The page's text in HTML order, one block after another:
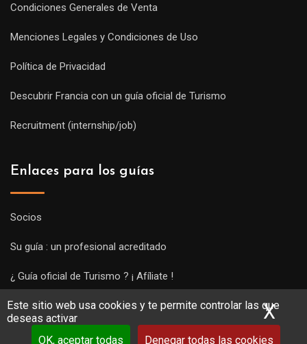
Este sitio web usa cookies y te permite controlar las que
deseas activar
OK, aceptar todas
Denegar todas las cookies
X
Condiciones Generales de Venta
Menciones Legales y Condiciones de Uso
Política de Privacidad
Descubrir Francia con un guía oficial de Turismo
Recruitment (internship/job)
Enlaces para los guías
Socios
Su guía : un profesional acreditado
¿ Guía oficial de Turismo ? ¡ Afíliate !
Subir una visita y empezar a trabajar !